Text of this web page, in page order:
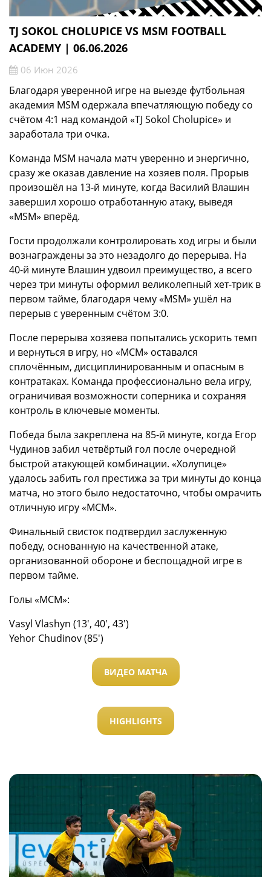
TJ SOKOL CHOLUPICE VS MSM FOOTBALL
ACADEMY | 06.06.2026
06 Июн 2026
Благодаря уверенной игре на выезде футбольная
академия MSM одержала впечатляющую победу со
счётом 4:1 над командой «TJ Sokol Cholupice» и
заработала три очка.
Команда MSM начала матч уверенно и энергично,
сразу же оказав давление на хозяев поля. Прорыв
произошёл на 13-й минуте, когда Василий Влашин
завершил хорошо отработанную атаку, выведя
«MSM» вперёд.
Гости продолжали контролировать ход игры и были
вознаграждены за это незадолго до перерыва. На
40-й минуте Влашин удвоил преимущество, а всего
через три минуты оформил великолепный хет-трик в
первом тайме, благодаря чему «MSM» ушёл на
перерыв с уверенным счётом 3:0.
После перерыва хозяева попытались ускорить темп
и вернуться в игру, но «МСМ» оставался
сплочённым, дисциплинированным и опасным в
контратаках. Команда профессионально вела игру,
ограничивая возможности соперника и сохраняя
контроль в ключевые моменты.
Победа была закреплена на 85-й минуте, когда Егор
Чудинов забил четвёртый гол после очередной
быстрой атакующей комбинации. «Холупице»
удалось забить гол престижа за три минуты до конца
матча, но этого было недостаточно, чтобы омрачить
отличную игру «МСМ».
Финальный свисток подтвердил заслуженную
победу, основанную на качественной атаке,
организованной обороне и беспощадной игре в
первом тайме.
Голы «МСМ»:
Vasyl Vlashyn (13′, 40′, 43′)
Yehor Chudinov (85′)
ВИДЕО МАТЧА
HIGHLIGHTS